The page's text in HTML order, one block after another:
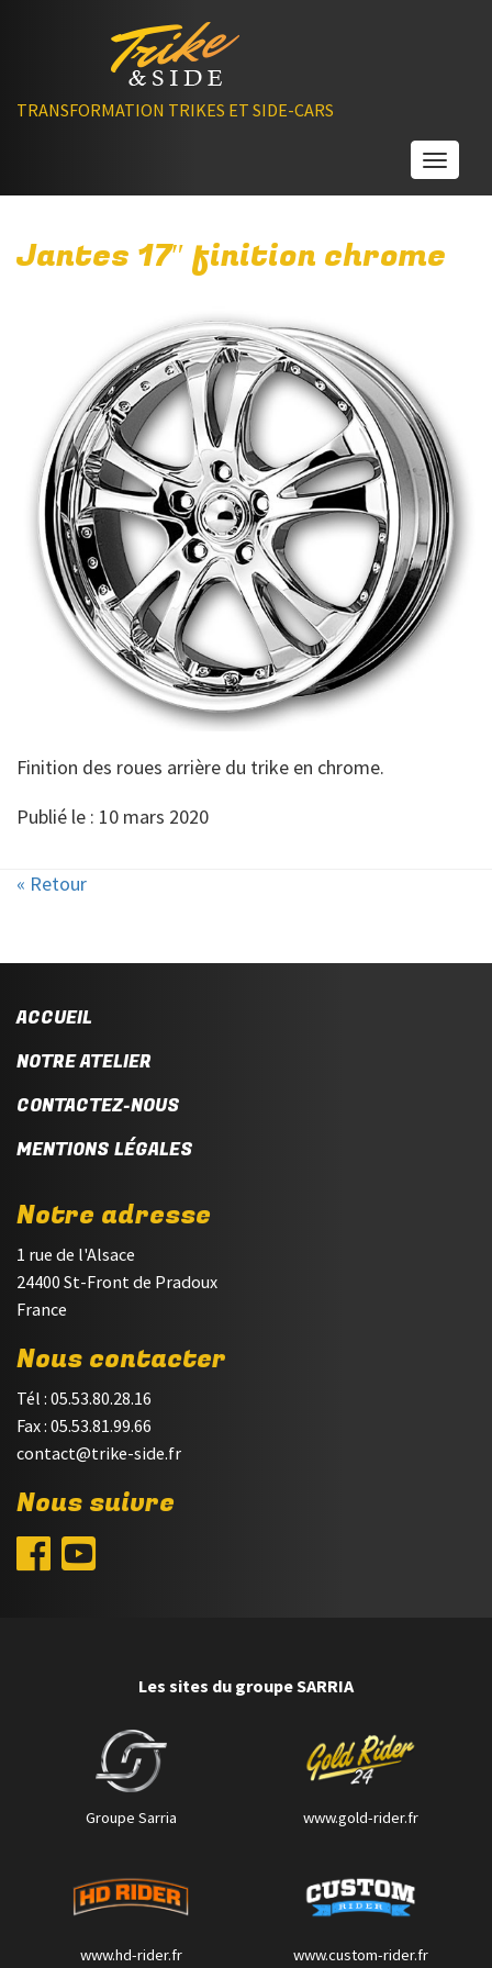
TRANSFORMATION TRIKES ET SIDE-CARS
Jantes 17″ finition chrome
Finition des roues arrière du trike en chrome.
Publié le : 10 mars 2020
« Retour
ACCUEIL
NOTRE ATELIER
CONTACTEZ-NOUS
MENTIONS LÉGALES
Notre adresse
1 rue de l'Alsace
24400 St-Front de Pradoux
France
Nous contacter
Tél : 05.53.80.28.16
Fax : 05.53.81.99.66
contact@trike-side.fr
Nous suivre
Les sites du groupe SARRIA
Groupe Sarria www.gold-rider.fr
www.hd-rider.fr www.custom-rider.fr